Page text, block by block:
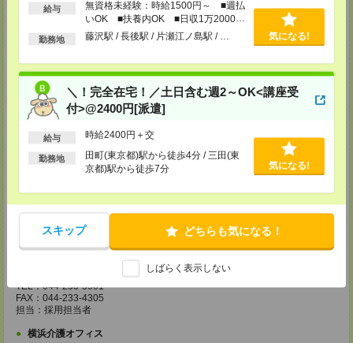
給与
無資格未経験：時給1500円～ ■週払
いOK ■扶養内OK ■日収1万2000円
以上
勤務地 藤沢駅 / 長後駅 / 片瀬江ノ島駅 / … 気になる!
＼！完全在宅！／土日含む週2～OK<講座受
付>@2400円[派遣]
給与 時給2400円＋交
勤務地
田町(東京都)駅から徒歩4分 / 三田(東
京都)駅から徒歩7分
気になる!
スキップ どちらも気になる！
しばらく表示しない
〒130-0013 東京都墨田区錦糸一丁目2番1号 アルカセントラル18F
TEL：03-5637-1151
担当：採用担当
西東京医療オフィス
〒180-0004 東京都武蔵野市吉祥寺本町1丁目14番5号 吉祥寺本町ビル5F
FAX：0422-23-0905
町田介護オフィス
TEL：042-728-3021
FAX：042-728-3025
担当：採用担当
川崎医療オフィス・横浜医療オフィス
〒210-0007 神奈川県川崎市川崎区駅前本町3-1 NMF川崎東口ビル7F
TEL：044-233-3501
FAX：044-233-4305
担当：採用担当者
横浜介護オフィス